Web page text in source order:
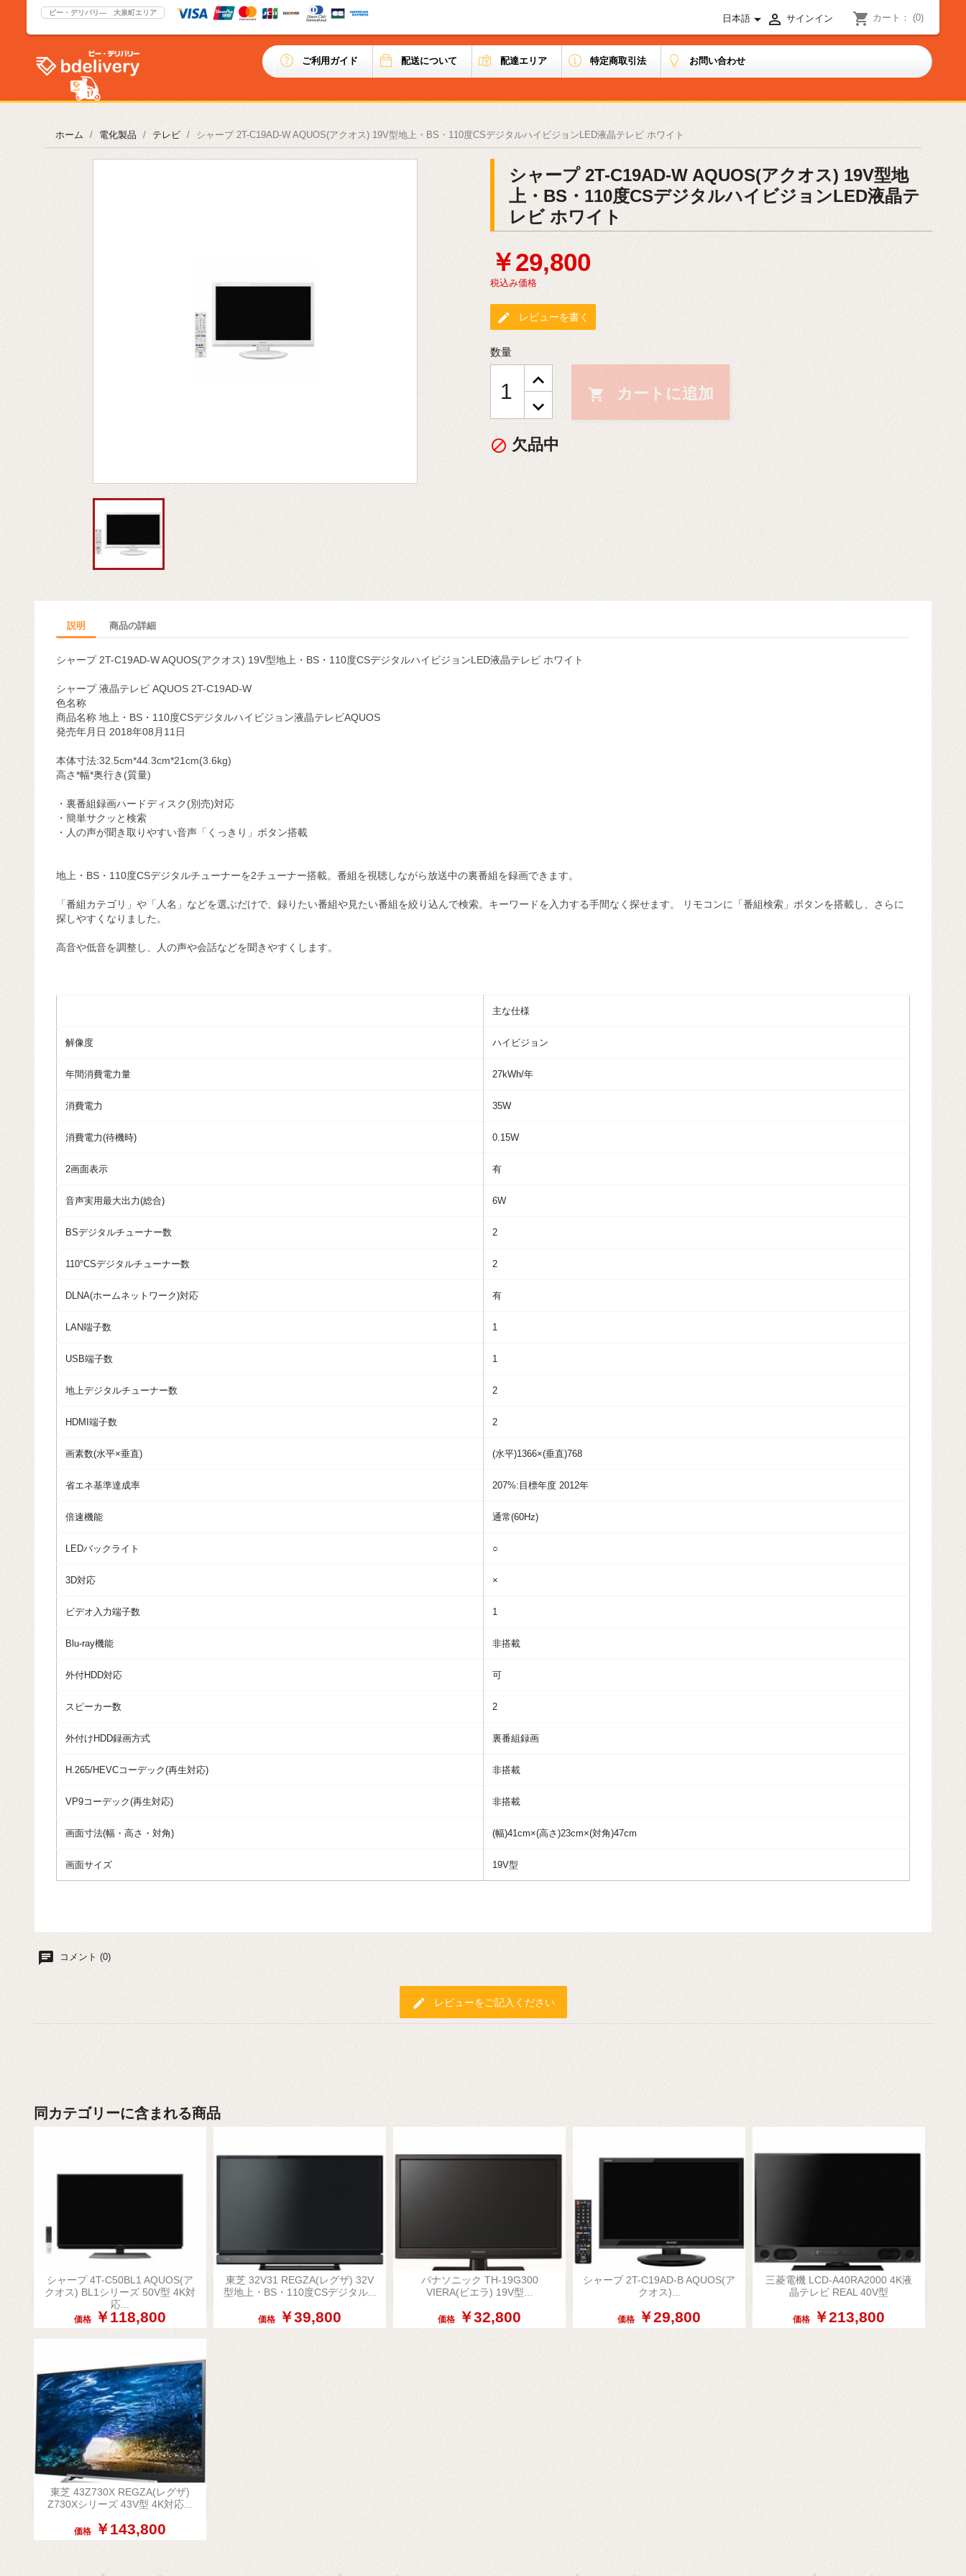
ビー・デリバリ― 大泉町エリア
日本語  サインイン shopping_cart カート： (0)
ご利用ガイド 配送について 配達エリア 特定商取引法 お問い合わせ
ホーム 電化製品 テレビ シャープ 2T-C19AD-W AQUOS(アクオス) 19V型地上・BS・110度CSデジタルハイビジョンLED液晶テレビ ホワイト
シャープ 2T-C19AD-W AQUOS(アクオス) 19V型地
上・BS・110度CSデジタルハイビジョンLED液晶テ
レビ ホワイト
￥29,800
税込み価格
edit レビューを書く
数量
 カートに追加
 欠品中
説明 商品の詳細
シャープ 2T-C19AD-W AQUOS(アクオス) 19V型地上・BS・110度CSデジタルハイビジョンLED液晶テレビ ホワイト
シャープ 液晶テレビ AQUOS 2T-C19AD-W
色名称
商品名称 地上・BS・110度CSデジタルハイビジョン液晶テレビAQUOS
発売年月日 2018年08月11日
本体寸法:32.5cm*44.3cm*21cm(3.6kg)
高さ*幅*奥行き(質量)
・裏番組録画ハードディスク(別売)対応
・簡単サクッと検索
・人の声が聞き取りやすい音声「くっきり」ボタン搭載
地上・BS・110度CSデジタルチューナーを2チューナー搭載。番組を視聴しながら放送中の裏番組を録画できます。
「番組カテゴリ」や「人名」などを選ぶだけで、録りたい番組や見たい番組を絞り込んで検索。キーワードを入力する手間なく探せます。 リモコンに「番組検索」ボタンを搭載し、さらに
探しやすくなりました。
高音や低音を調整し、人の声や会話などを聞きやすくします。
主な仕様
解像度 ハイビジョン
年間消費電力量 27kWh/年
消費電力 35W
消費電力(待機時) 0.15W
2画面表示 有
音声実用最大出力(総合) 6W
BSデジタルチューナー数 2
110°CSデジタルチューナー数 2
DLNA(ホームネットワーク)対応 有
LAN端子数 1
USB端子数 1
地上デジタルチューナー数 2
HDMI端子数 2
画素数(水平×垂直) (水平)1366×(垂直)768
省エネ基準達成率 207%:目標年度 2012年
倍速機能 通常(60Hz)
LEDバックライト ○
3D対応 ×
ビデオ入力端子数 1
Blu-ray機能 非搭載
外付HDD対応 可
スピーカー数 2
外付けHDD録画方式 裏番組録画
H.265/HEVCコーデック(再生対応) 非搭載
VP9コーデック(再生対応) 非搭載
画面寸法(幅・高さ・対角) (幅)41cm×(高さ)23cm×(対角)47cm
画面サイズ 19V型
chat コメント (0)
edit レビューをご記入ください
同カテゴリーに含まれる商品
シャープ 4T-C50BL1 AQUOS(ア
クオス) BL1シリーズ 50V型 4K対
応...
価格 ￥118,800
簡易表示
東芝 32V31 REGZA(レグザ) 32V
型地上・BS・110度CSデジタル...
価格 ￥39,800
 簡易表示
パナソニック TH-19G300
VIERA(ビエラ) 19V型...
価格 ￥32,800
簡易表示
シャープ 2T-C19AD-B AQUOS(ア
クオス)...
価格 ￥29,800
簡易表示
三菱電機 LCD-A40RA2000 4K液
晶テレビ REAL 40V型
価格 ￥213,800
簡易表示
東芝 43Z730X REGZA(レグザ)
Z730Xシリーズ 43V型 4K対応...
価格 ￥143,800
簡易表示